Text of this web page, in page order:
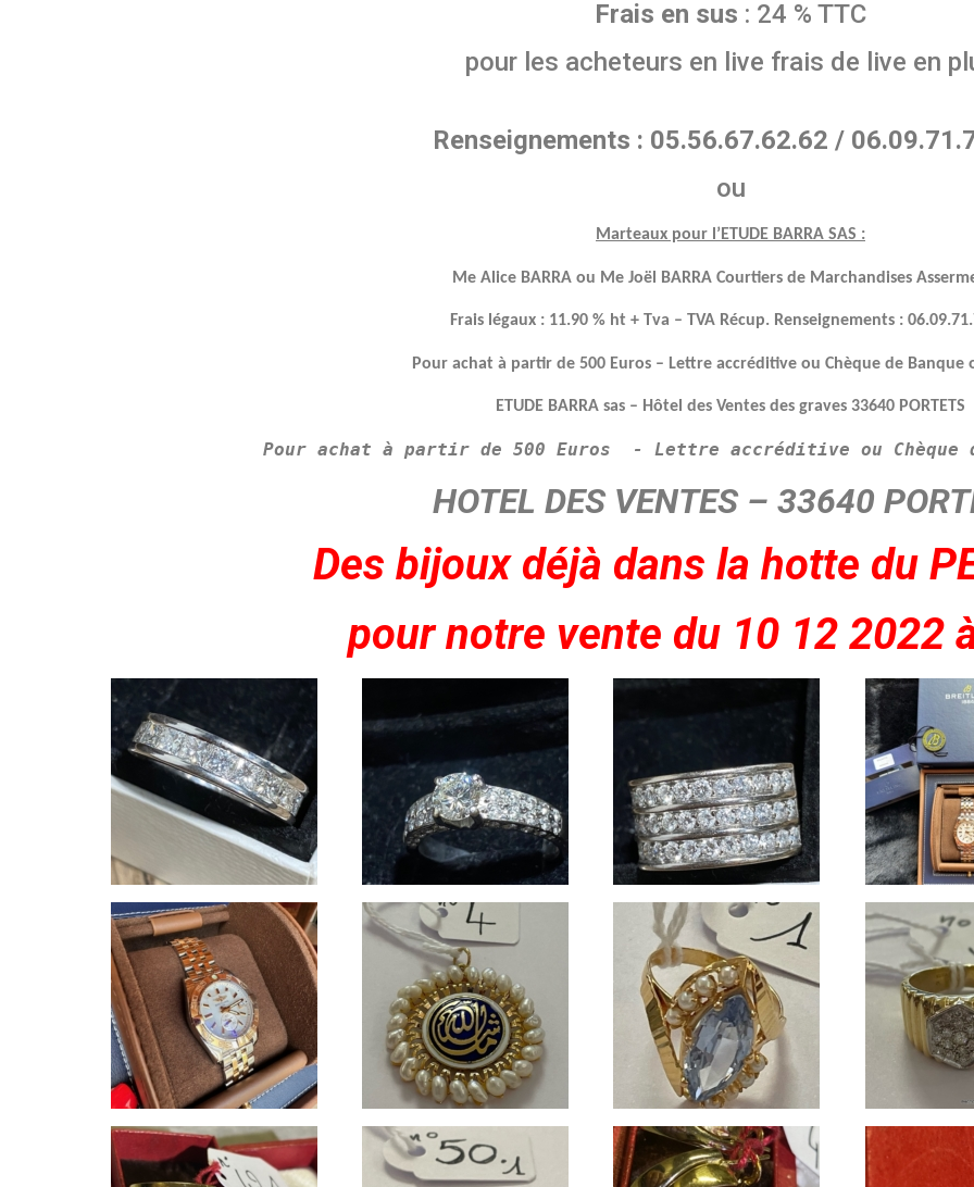
Frais en sus : 24 % TTC
pour les acheteurs en live frais de live en
Renseignements : 05.56.67.62.62 /
ou
Marteaux pour l’ETUDE BARRA SAS :
Me Alice BARRA ou Me Joël BARRA Courtiers de Marchandises
Frais légaux : 11.90 % ht + Tva – TVA Récup. Renseignements :
Pour achat à partir de 500 Euros – Lettre accréditive ou Chèque de Banque
ETUDE BARRA sas – Hôtel des Ventes des graves 33640 PORTETS
Pour achat à partir de 500 Euros - Lettre accréditive ou
HOTEL DES VENTES – 33640
Des bijoux déjà dans la hotte du
pour notre vente du 10 12 2022